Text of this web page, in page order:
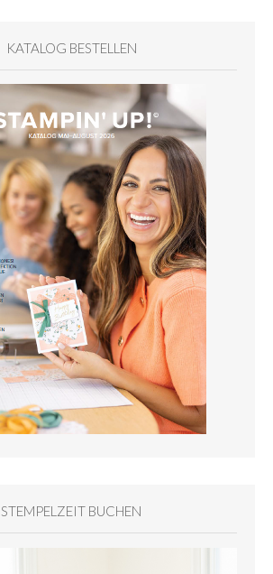
KATALOG BESTELLEN
STEMPELZEIT BUCHEN